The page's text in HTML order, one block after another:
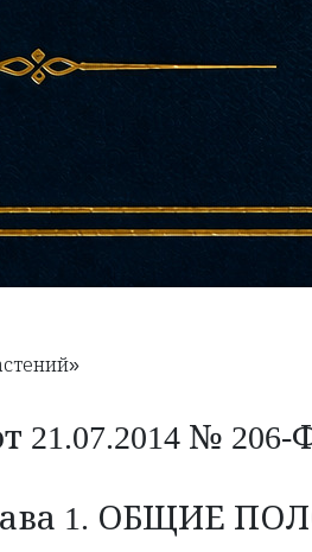
21.07.2014 №
1. ОБЩИЕ